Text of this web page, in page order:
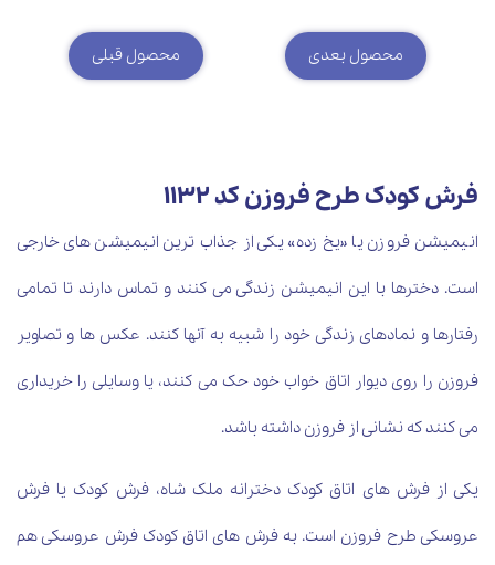
محصول بعدی محصول قبلی
فرش کودک طرح فروزن کد 1132
انیمیشن فروزن یا «یخ زده» یکی از جذاب ترین انیمیشن های خارجی
است. دخترها با این انیمیشن زندگی می کنند و تماس دارند تا تمامی
رفتارها و نمادهای زندگی خود را شبیه به آنها کنند. عکس ها و تصاویر
فروزن را روی دیوار اتاق خواب خود حک می کنند، یا وسایلی را خریداری
می کنند که نشانی از فروزن داشته باشد.
یکی از فرش های اتاق کودک دخترانه ملک شاه، فرش کودک یا فرش
عروسکی طرح فروزن است. به فرش های اتاق کودک فرش عروسکی هم